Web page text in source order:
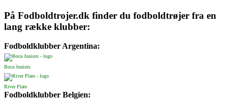
På Fodboldtrojer.dk finder du fodboldtrøjer fra en
lang række klubber:
Fodboldklubber Argentina:
Boca Juniors
River Plate
Fodboldklubber Belgien: